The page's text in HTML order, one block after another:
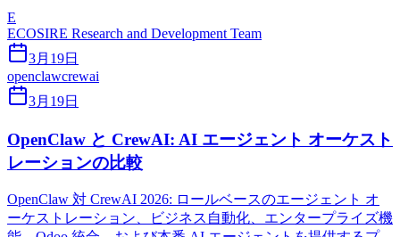
E
ECOSIRE Research and Development Team
3月19日
openclawcrewai
3月19日
OpenClaw と CrewAI: AI エージェント オーケスト
レーションの比較
OpenClaw 対 CrewAI 2026: ロールベースのエージェント オ
ーケストレーション、ビジネス自動化、エンタープライズ機